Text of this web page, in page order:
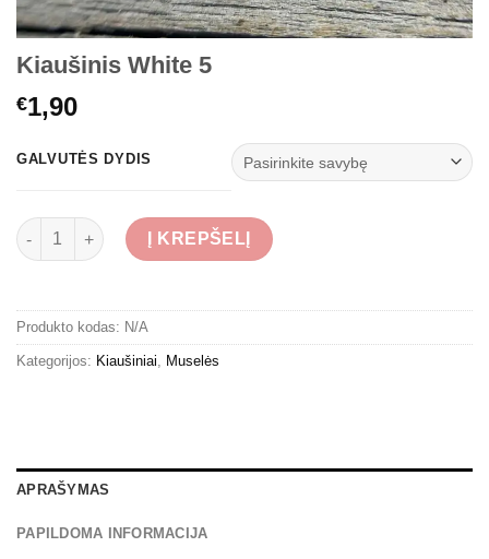
Kiaušinis White 5
€1,90
GALVUTĖS DYDIS
produkto kiekis: Kiaušinis White 5
Į KREPŠELĮ
Produkto kodas: N/A
Kategorijos: Kiaušiniai Muselės
APRAŠYMAS
PAPILDOMA INFORMACIJA